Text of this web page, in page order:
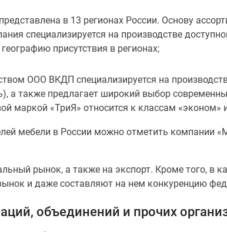
в 13 регионах России. Основу
специализируется на производстве
присутствия в регионах;
ООО ВКДП специализируется на
а также предлагает широкий выбор
маркой «ТриЯ» относится к классам «эконом»
мебели в России можно отметить компании
рынок, а также на экспорт. Кроме того, в
и даже составляют на нем конкуренцию
объединений и прочих